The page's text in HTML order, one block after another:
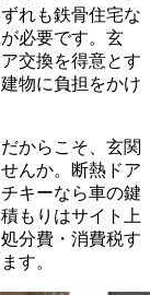
れも鉄骨住宅な
必要です。玄
交換を得意とす
物に負担をかけ
からこそ、玄関
んか。断熱ドア
キーなら車の鍵
もりはサイト上
分費・消費税す
す。